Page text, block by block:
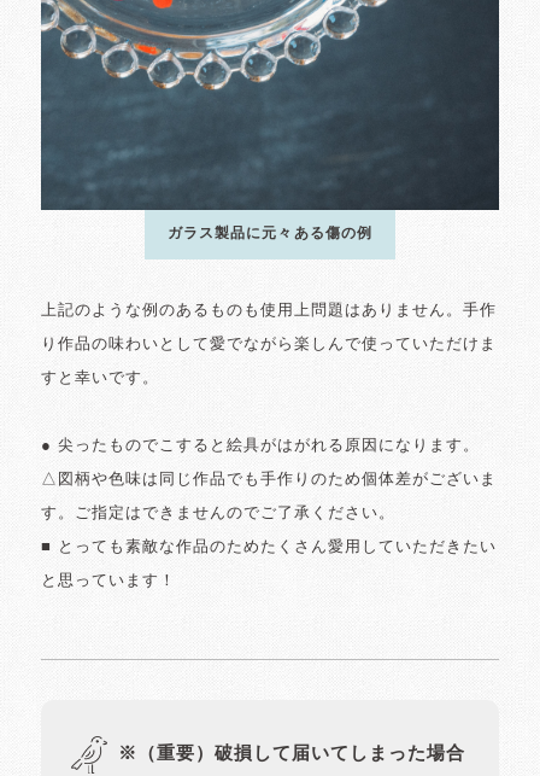
ガラス製品に元々ある傷の例
上記のような例のあるものも使用上問題はありません。手作
り作品の味わいとして愛でながら楽しんで使っていただけま
すと幸いです。
● 尖ったものでこすると絵具がはがれる原因になります。
△図柄や色味は同じ作品でも手作りのため個体差がございま
す。ご指定はできませんのでご了承ください。
■ とっても素敵な作品のためたくさん愛用していただきたい
と思っています！
※（重要）破損して届いてしまった場合